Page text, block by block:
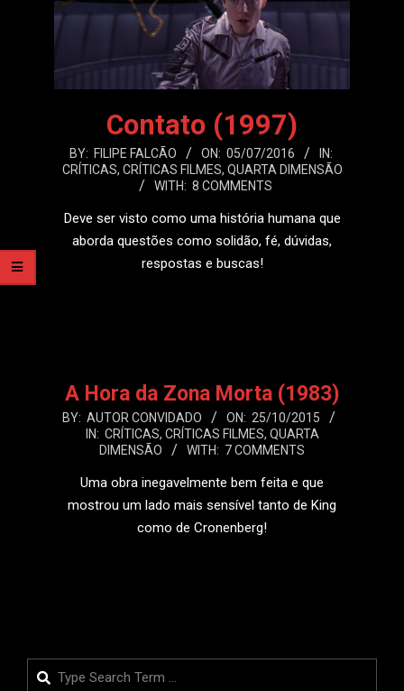
Contato (1997)
2016-
07-
BY: FILIPE FALCÃO ON: 05/07/2016
IN:
CRÍTICAS, CRÍTICAS FILMES, QUARTA DIMENSÃO
WITH: 8 COMMENTS
Deve ser visto como uma história humana que
aborda questões como solidão, fé, dúvidas,
respostas e buscas!
A Hora da Zona Morta (1983)
2015-
BY: AUTOR CONVIDADO ON: 25/10/2015
IN: CRÍTICAS, CRÍTICAS FILMES, QUARTA
DIMENSÃO
WITH: 7 COMMENTS
Uma obra inegavelmente bem feita e que
mostrou um lado mais sensível tanto de King
como de Cronenberg!
Search